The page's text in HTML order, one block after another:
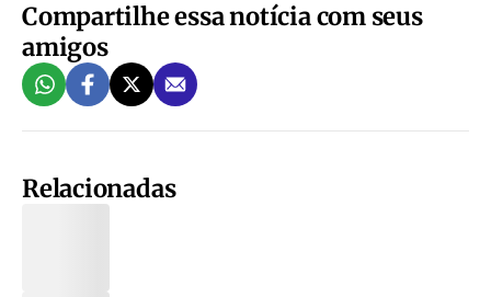
Compartilhe essa notícia com seus
amigos
Relacionadas